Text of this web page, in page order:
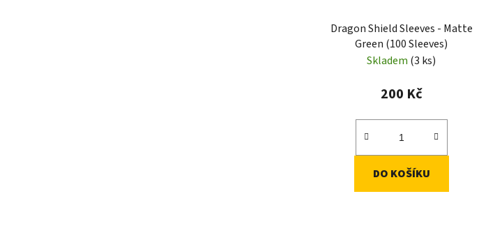
Dragon Shield Sleeves - Matte
Green (100 Sleeves)
Skladem (3 ks)
200 Kč
DO KOŠÍKU